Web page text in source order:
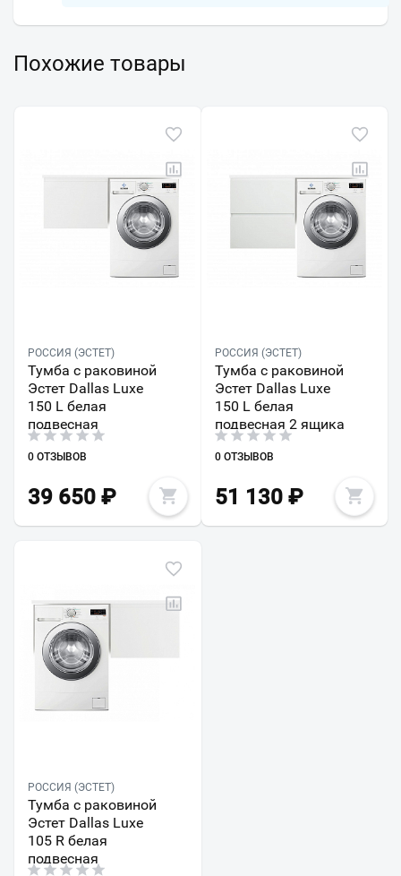
Похожие товары
РОССИЯ (ЭСТЕТ)
Тумба с раковиной
Эстет Dallas Luxe
150 L белая
подвесная
0 ОТЗЫВОВ
39 650 ₽
РОССИЯ (ЭСТЕТ)
Тумба с раковиной
Эстет Dallas Luxe
150 L белая
подвесная 2 ящика
0 ОТЗЫВОВ
51 130₽
РОССИЯ (ЭСТЕТ)
Тумба с раковиной
Эстет Dallas Luxe
105 R белая
подвесная